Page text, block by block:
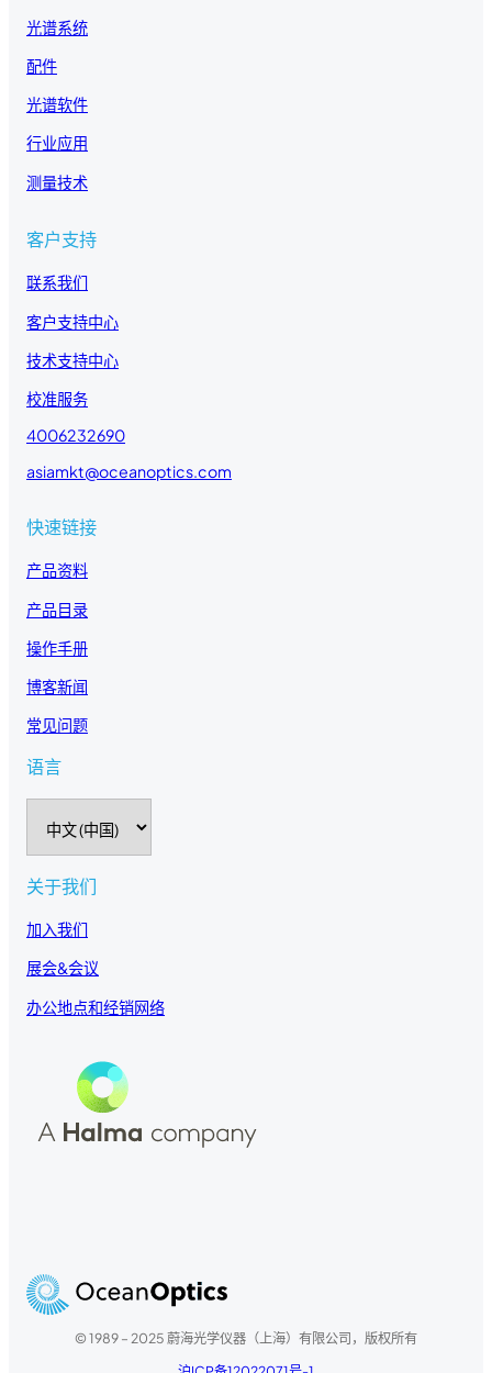
光谱系统
配件
光谱软件
行业应用
测量技术
客户支持
联系我们
客户支持中心
技术支持中心
校准服务
4006232690
asiamkt@oceanoptics.com
快速链接
产品资料
产品目录
操作手册
博客新闻
常见问题
语言
语
言
关于我们
加入我们
展会&会议
办公地点和经销网络
© 1989 – 2025 蔚海光学仪器（上海）有限公司，版权所有